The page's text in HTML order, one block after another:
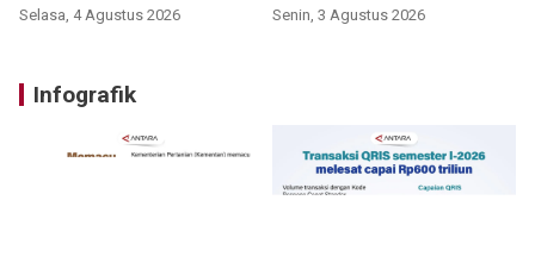
Selasa, 4 Agustus 2026 Senin, 3 Agustus 2026
Infografik